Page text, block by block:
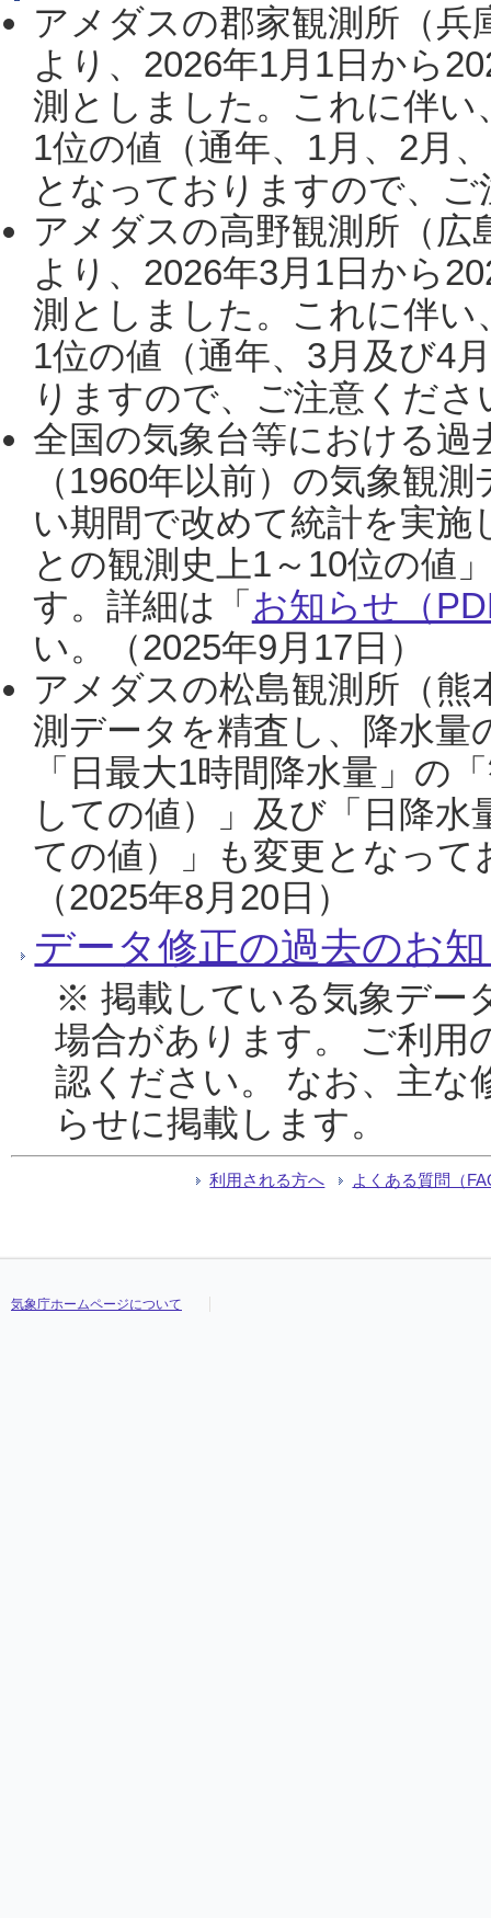
アメダスの郡家観測所（
より、2026年1月1日から
測としました。これに伴い
1位の値（通年、1月、2月
となっておりますので、
アメダスの高野観測所（
より、2026年3月1日から
測としました。これに伴い
1位の値（通年、3月及び4
りますので、ご注意くだ
全国の気象台等における過
（1960年以前）の気象観
い期間で改めて統計を実
との観測史上1～10位の値
す。詳細は「 お知らせ（
い。（2025年9月17日）
アメダスの松島観測所（熊
測データを精査し、降水
「日最大1時間降水量」の
しての値）」及び「日降
ての値）」も変更となっ
（2025年8月20日）
データ修正の過去のお
※ 掲載している気象デー
場合があります。 ご利用
認ください。 なお、主な
らせに掲載します。
利用される方へ よくある質問（
気象庁ホームページについて